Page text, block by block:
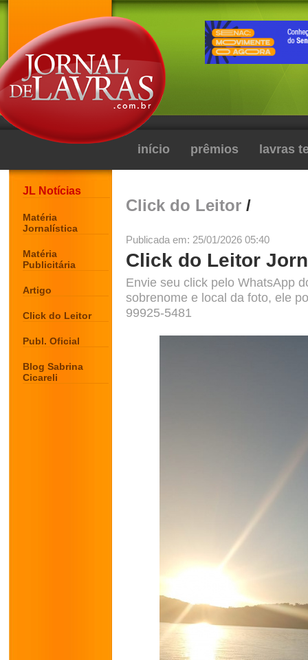
início prêmios lavras
JL Notícias
Matéria
Jornalística
Matéria
Publicitária
Artigo
Click do Leitor
Publ. Oficial
Blog Sabrina
Cicareli
Click do Leitor /
Publicada em: 25/01/2026 05:40
Click do Leitor
Envie seu click pelo WhatsApp
sobrenome e local da foto, ele
99925-5481